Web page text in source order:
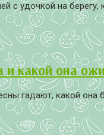
с удочкой на берегу,
и какой она
гадают, какой она